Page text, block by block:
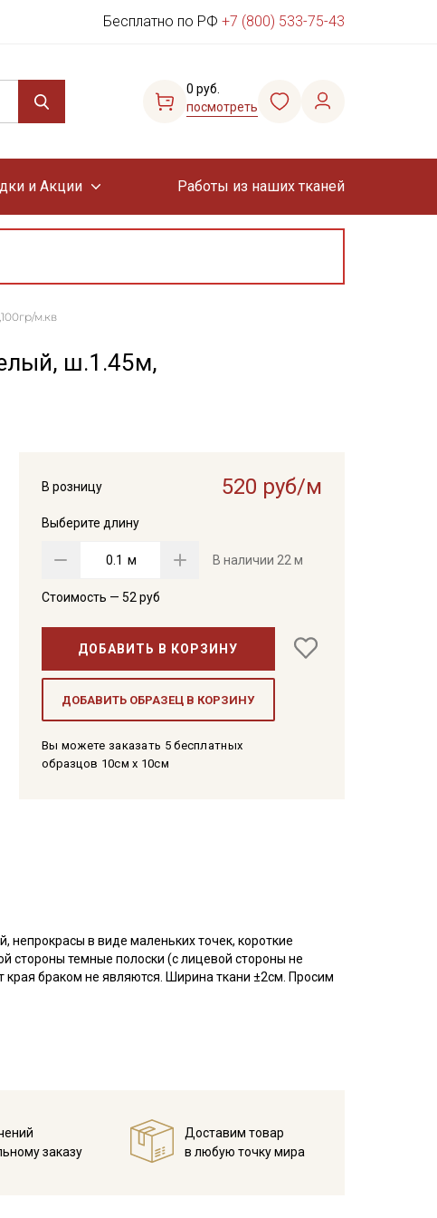
Бесплатно по РФ +7 (800) 533-75-43
0 руб.
посмотреть
и Акции Работы из наших тканей
м.кв
ш.1.45м,
В розницу 520 руб/м
Выберите длину
м В наличии 22 м
Стоимость — 52 руб
ДОБАВИТЬ В КОРЗИНУ
ДОБАВИТЬ ОБРАЗЕЦ В КОРЗИНУ
Вы можете заказать 5 бесплатных
образцов 10см x 10см
непрокрасы в виде маленьких точек, короткие
стороны темные полоски (с лицевой стороны не
браком не являются. Ширина ткани ±2см. Просим
воду, но не линяют, перед пошивом постирайте отрез
в 1 слой и прогладьте.
заказу
Доставим товар
в любую точку мира